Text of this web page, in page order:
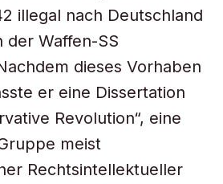
illegal nach Deutschland
der Waffen-SS
dieses Vorhaben
er eine Dissertation
Revolution“, eine
meist
Rechtsintellektueller